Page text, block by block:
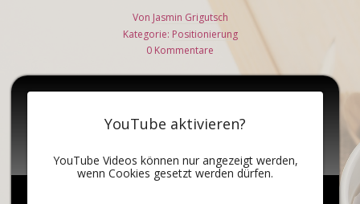
Von Jasmin Grigutsch
Kategorie: Positionierung
0 Kommentare
YouTube aktivieren?
YouTube Videos können nur angezeigt werden,
wenn Cookies gesetzt werden dürfen.